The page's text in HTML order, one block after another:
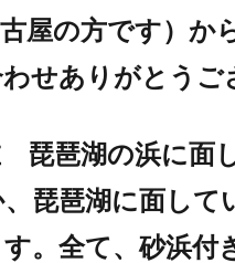
屋の方です）か
せありがとうご
琵琶湖の浜に面
琵琶湖に面して
。全て、砂浜付